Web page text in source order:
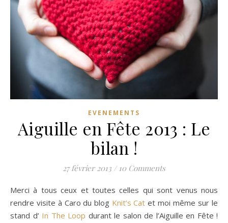
EVENEMENTS
Aiguille en Fête 2013 : Le
bilan !
27 février 2013 / 10 Comments
Merci à tous ceux et toutes celles qui sont venus nous
rendre visite à Caro du blog Knit’s Cat et moi même sur le
stand d’ In The Loop durant le salon de l’Aiguille en Fête !